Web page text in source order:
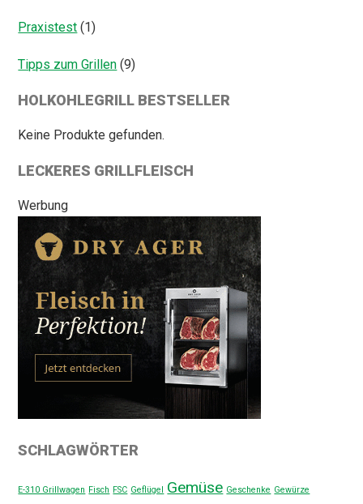
Praxistest (1)
Tipps zum Grillen (9)
HOLKOHLEGRILL BESTSELLER
Keine Produkte gefunden.
LECKERES GRILLFLEISCH
Werbung
SCHLAGWÖRTER
E-310 Grillwagen Fisch FSC Geflügel Gemüse Geschenke Gewürze